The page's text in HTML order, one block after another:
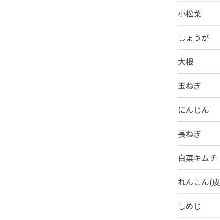
小松菜
しょうが
大根
玉ねぎ
にんじん
長ねぎ
白菜キムチ
れんこん(
しめじ